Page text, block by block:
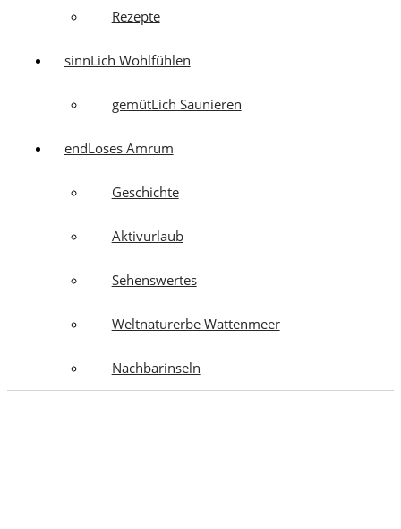
Rezepte
sinnLich Wohlfühlen
gemütLich Saunieren
endLoses Amrum
Geschichte
Aktivurlaub
Sehenswertes
Weltnaturerbe Wattenmeer
Nachbarinseln